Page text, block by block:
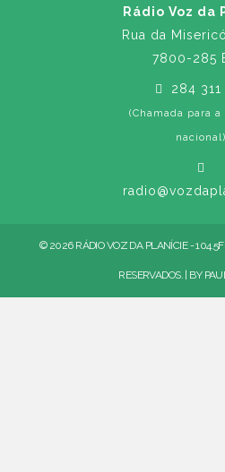
Rádio Voz da
Rua da
7800-285
284 311
(Chamada para
nacional)
© 2026 RÁDIO VOZ DA PLANÍCIE -
RESERVADOS. | BY